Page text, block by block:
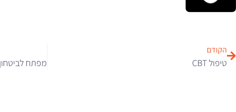
הקודם
טיפול CBT